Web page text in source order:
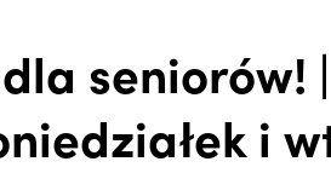
seniorów!
i